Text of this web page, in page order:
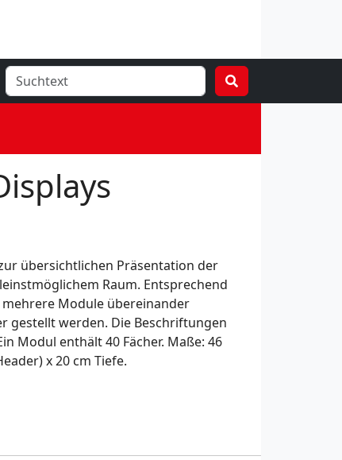
übersichtlichen Präsentation der
Raum. Entsprechend
Module übereinander
gestellt werden. Die Beschriftungen
Modul enthält 40 Fächer. Maße: 46
x 20 cm Tiefe.